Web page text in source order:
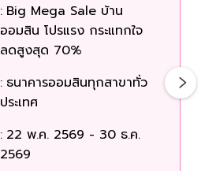
: Big Mega Sale บ้าน
ออมสิน โปรแรง กระแทกใจ
ลดสูงสุด 70%
: ธนาคารออมสินทุกสาขาทั่ว
ประเทศ
: 22 พ.ค. 2569 - 30 ธ.ค.
2569